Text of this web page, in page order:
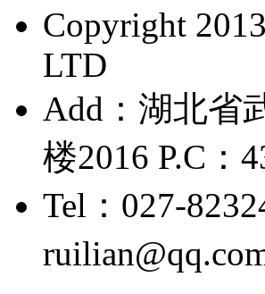
Copyright
LTD
Add：湖北省
楼2016 P.C：
Tel：027-